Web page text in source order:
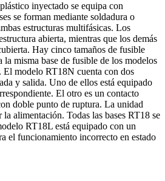
inyectado se equipa con
se forman mediante soldadura o
estructuras multifásicas. Los
abierta, mientras que los demás
Hay cinco tamaños de fusible
la misma base de fusible de los modelos
modelo RT18N cuenta con dos
y salida. Uno de ellos está equipado
El otro es un contacto
doble punto de ruptura. La unidad
la alimentación. Todas las bases RT18 se
RT18L está equipado con un
el funcionamiento incorrecto en estado